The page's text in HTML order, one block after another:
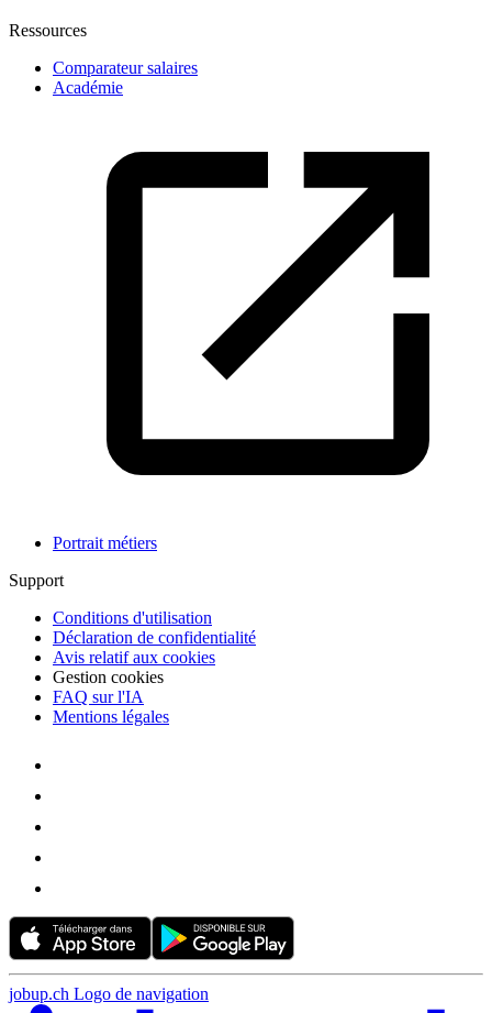
Ressources
Comparateur salaires
Académie
Portrait métiers
Support
Conditions d'utilisation
Déclaration de confidentialité
Avis relatif aux cookies
Gestion cookies
FAQ sur l'IA
Mentions légales
jobup.ch Logo de navigation